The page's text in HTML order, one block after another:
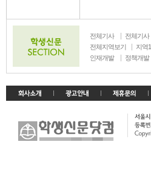
전체기사 전체기사
전체지역보기
지역1
인재개발
정책개발